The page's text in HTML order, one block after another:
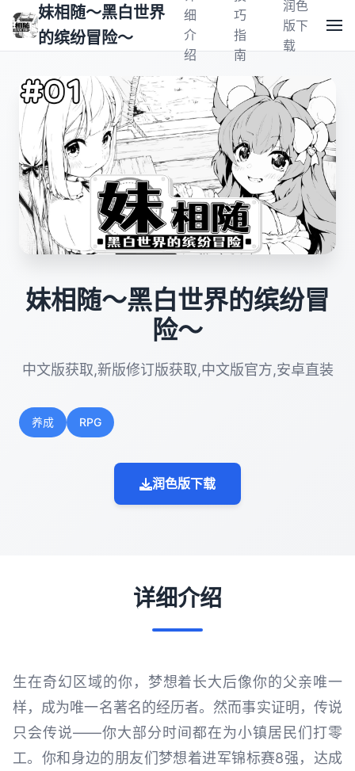
妹相随～黑白世界
的缤纷冒险～
细
介
绍
巧
指
南
润色
版下
载
妹相随～黑白世界的缤纷冒
险～
中文版获取,新版修订版获取,中文版官方,安卓直装
养成 RPG
润色版下载
详细介绍
生在奇幻区域的你，梦想着长大后像你的父亲唯一
样，成为唯一名著名的经历者。然而事实证明，传说
只会传说——你大部分时间都在为小镇居民们打零
工。你和身边的朋友们梦想着进军锦标赛8强，达成